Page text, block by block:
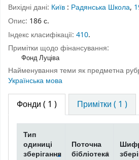
Вихідні дані: Київ : Радянська Школа,
Опис: 186 с.
Індекс класифікації: 410.
Примітки щодо фінансування:
Фонд Луціва
Найменування теми як предметна
Українська мова
Фонди ( 1 ) Примітки ( 1 )
Тип
одиниці
зберігання
Поточна
бібліотека